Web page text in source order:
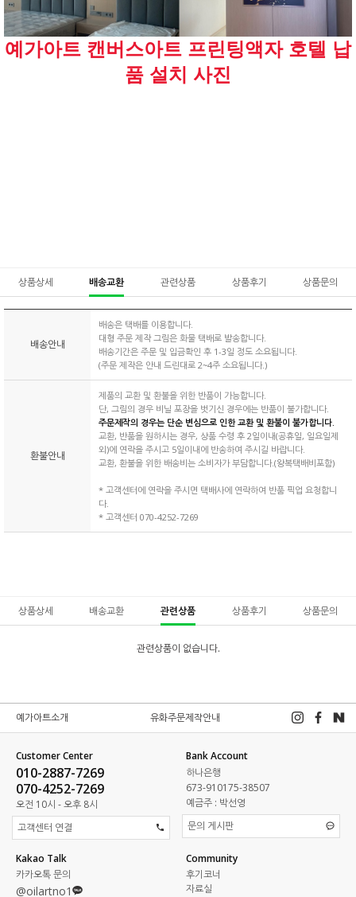
예가아트 캔버스아트 프린팅액자 호텔 납
품 설치 사진
상품상세 배송교환 관련상품 상품후기 상품문의
배송안내
배송은 택배를 이용합니다.
대형 주문 제작 그림은 화물 택배로 발송합니다.
배송기간은 주문 및 입금확인 후 1-3일 정도 소요됩니다.
(주문 제작은 안내 드린대로 2~4주 소요됩니다.)
환불안내
제품의 교환 및 환불을 위한 반품이 가능합니다.
단, 그림의 경우 비닐 포장을 벗기신 경우에는 반품이 불가합니다.
주문제작의 경우는 단순 변심으로 인한 교환 및 환불이 불가합니다.
교환, 반품을 원하시는 경우, 상품 수령 후 2일이내(공휴일, 일요일제
외)에 연락을 주시고 5일이내에 반송하여 주시길 바랍니다.
교환, 환불을 위한 배송비는 소비자가 부담합니다.(왕복택배비포함)
* 고객센터에 연락을 주시면 택배사에 연락하여 반품 픽업 요청합니
다.
* 고객센터 070-4252-7269
상품상세 배송교환 관련상품 상품후기 상품문의
관련상품이 없습니다.
예가아트소개 유화주문제작안내
Customer Center
010-2887-7269
070-4252-7269
오전 10시 - 오후 8시
고객센터 연결
Bank Account
하나은행
673-910175-38507
예금주 : 박선영
문의 게시판
Kakao Talk
카카오톡 문의
@oilartno1
Community
후기코너
자료실